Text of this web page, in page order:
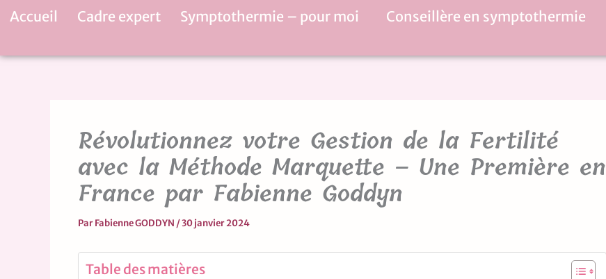
AllerAccueil Cadre expert Symptothermie – pour moi Conseillère en symptothermie
Révolutionnez votre Gestion de la Fertilité
avec la Méthode Marquette – Une Première en
France par Fabienne Goddyn
ParFabienne GODDYN /30 janvier 2024
Table des matières